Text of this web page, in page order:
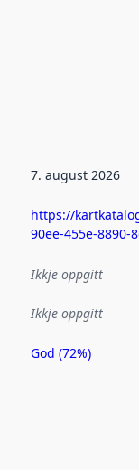
om
7. august 2026
https://
90ee-455e-8890-
Ikkje oppgitt
Ikkje oppgitt
Metadatakvalitet
God (72%)